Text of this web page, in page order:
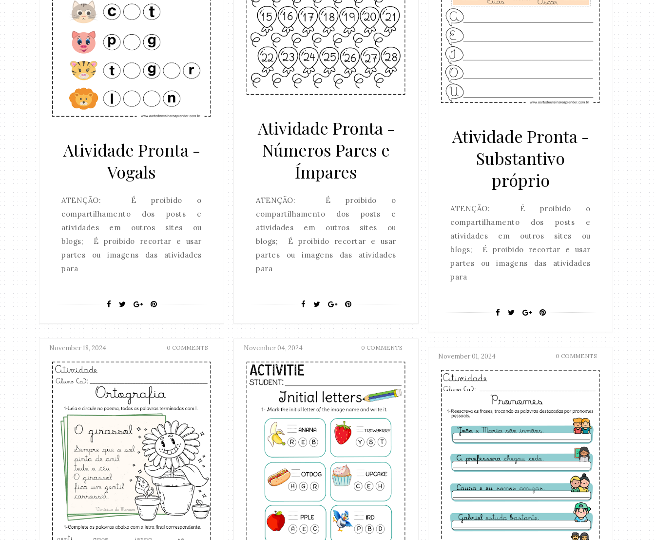
Atividade Pronta -
Números Pares e
Ímpares
ATENÇÃO: É proibido o
compartilhamento dos posts e
atividades em outros sites ou
blogs; É proibido recortar e usar
partes ou imagens das atividades
para
Atividade Pronta -
Substantivo
próprio
ATENÇÃO: É proibido o
compartilhamento dos posts e
atividades em outros sites ou
blogs; É proibido recortar e usar
partes ou imagens das atividades
para
Atividade Pronta -
Vogals
ATENÇÃO: É proibido o
compartilhamento dos posts e
atividades em outros sites ou
blogs; É proibido recortar e usar
partes ou imagens das atividades
para
November 18, 2024 0 COMMENTS November 04, 2024 0 COMMENTS
November 01, 2024 0 COMMENTS